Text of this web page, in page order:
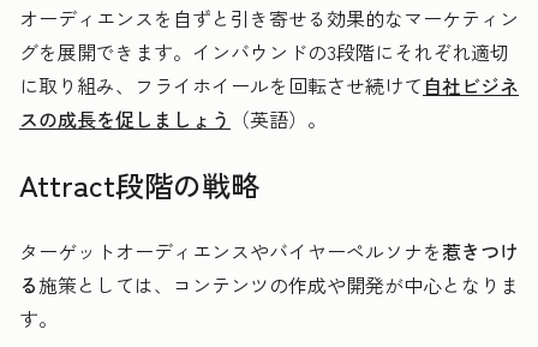
オーディエンスを自ずと引き寄せる効果的なマーケティン
グを展開できます。インバウンドの3段階にそれぞれ適切
に取り組み、フライホイールを回転させ続けて 自社ビジネ
スの成長を促しましょう
（英語）。
Attract段階の戦略
ターゲットオーディエンスやバイヤーペルソナを惹きつけ
る施策としては、コンテンツの作成や開発が中心となりま
す。